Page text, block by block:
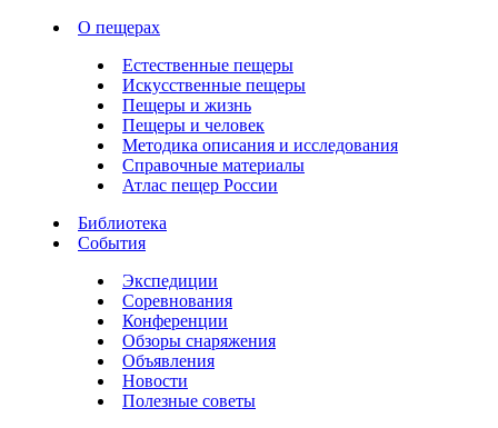
О пещерах
Естественные пещеры
Искусственные пещеры
Пещеры и жизнь
Пещеры и человек
Методика описания и исследования
Справочные материалы
Атлас пещер России
Библиотека
События
Экспедиции
Соревнования
Конференции
Обзоры снаряжения
Объявления
Новости
Полезные советы